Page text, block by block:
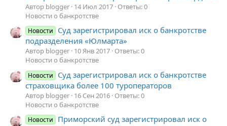
Автор blogger 14 Июл 2017 Ответы: 0
Новости о банкротстве
Новости
Суд зарегистрировал иск о банкротстве
подразделения «Юлмарта»
Автор blogger 10 Янв 2017 Ответы: 0
Новости о банкротстве
Новости
Суд зарегистрировал иск о банкротстве
страховщика более 100 туроператоров
Автор blogger 16 Сен 2016 Ответы: 0
Новости о банкротстве
Новости
Приморский суд зарегистрировал иск о